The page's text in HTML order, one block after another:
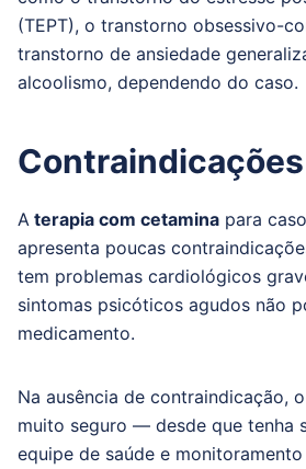
(TEPT), o transtorno obsessivo-
transtorno de ansiedade
alcoolismo, dependendo do caso.
A terapia com cetamina para
apresenta poucas
tem problemas cardiológicos
sintomas psicóticos agudos não
medicamento.
Na ausência de contraindicação,
muito seguro — desde que tenha
equipe de saúde e